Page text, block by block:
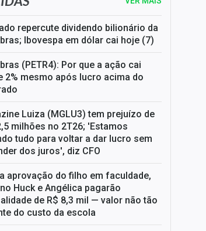
repercute dividendo bilionário da
Ibovespa em dólar cai hoje (7)
(PETR4): Por que a ação cai
2% mesmo após lucro acima do
Luiza (MGLU3) tem prejuízo de
milhões no 2T26; 'Estamos
tudo para voltar a dar lucro sem
dos juros', diz CFO
aprovação do filho em faculdade,
Huck e Angélica pagarão
de R$ 8,3 mil — valor não tão
do custo da escola